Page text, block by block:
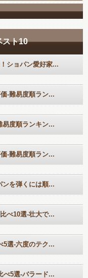
スト10
ショパン愛好家...
-難易度順ラン...
易度順ランキン...
-難易度順ラン...
ンを弾くには順...
べ10選-壮大で...
5選-六度のテク...
べ5選-バラード...